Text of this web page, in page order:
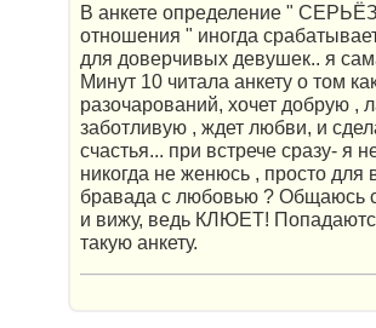
В анкете определение "
отношения " иногда
для доверчивых девушек.. я
Минут 10 читала анкету о том
разочарований, хочет добрую ,
заботливую , ждет любви, и
счастья... при встрече сразу- я
никогда не женюсь , просто для
бравада с любовью ? Общаюсь
и вижу, ведь КЛЮЕТ!
такую анкету.